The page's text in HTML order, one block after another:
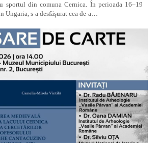
sportul din comuna Cernica. În perioada 16–19
Ungaria, s-a desfășurat cea de-a…